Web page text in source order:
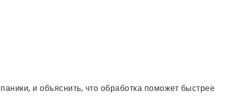
и объяснить, что обработка поможет быстрее